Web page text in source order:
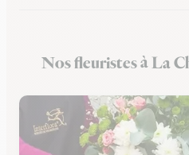
Fleuristes à Beaurepaire
Nos fleuristes à La